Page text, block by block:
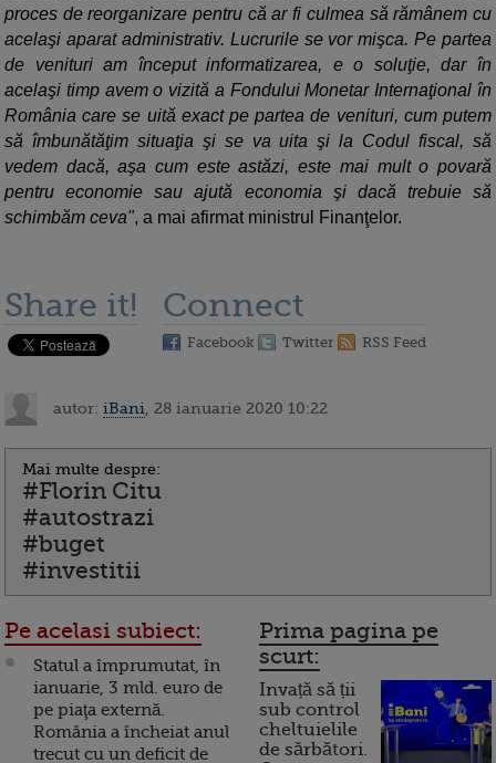
proces de reorganizare pentru că ar fi culmea să rămânem cu
acelaşi aparat administrativ. Lucrurile se vor mişca. Pe partea
de venituri am început informatizarea, e o soluţie, dar în
acelaşi timp avem o vizită a Fondului Monetar Internaţional în
România care se uită exact pe partea de venituri, cum putem
să îmbunătăţim situaţia şi se va uita şi la Codul fiscal, să
vedem dacă, aşa cum este astăzi, este mai mult o povară
pentru economie sau ajută economia şi dacă trebuie să
schimbăm ceva", a mai afirmat ministrul Finanţelor.
Share it! Connect
Facebook Twitter RSS Feed
autor: iBani , 28 ianuarie 2020 10:22
Mai multe despre:
#Florin Citu
#autostrazi
#buget
#investitii
Pe acelasi subiect:
Statul a împrumutat, în
ianuarie, 3 mld. euro de
pe piaţa externă.
România a încheiat anul
trecut cu un deficit de
Prima pagina pe
scurt:
Invață să ții
sub control
cheltuielile
de sărbători.